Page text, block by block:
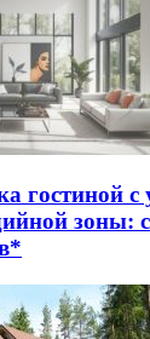
гостиной с
зоны: